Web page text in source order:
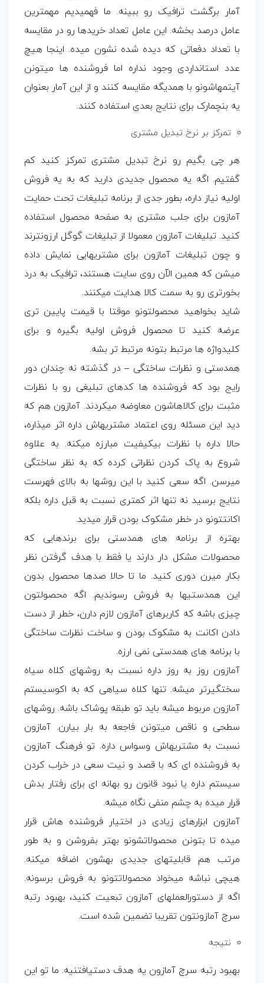
آمار برگشت ترافیک رو ببینه. ما فهمیدیم مهمترین
عامل درصد بخشه. این عامل تعداد خریدها رو در مقایسه
با تعداد دفعاتی که دیده شده نشون میده. اینجا هیچ
عدد استانداردی وجود نداره اما فروشنده ها میتونن
آیتمهاشونو با همدیگه مقایسه کنند و از این آمار بعنوان
یه بنچمارک برای نتایج بعدی استفاده کنند.
تمرکز بر نرخ تبدیل مشتری
هر چی بگیم رو نرخ تبدیل مشتری تمرکز کنید کم
گفتیم. اگه یه محصول جدیدی دارید که به یه فروش
اولیه نیاز داره، بطور جدی از برنامه تبلیغات تحت حمایت
آمازون برای جلب مشتری به صفحه محصول استفاده
کنید. تبلیغات آمازون معمولا از تبلیغات گوگل ارزونترند
و چون تبلیغات آمازون برای مشتریهایی نمایش داده
میشن که همین الآن روی سایت هستند، ترافیک به درد
بخورتری رو به سمت کالا هدایت میکنند.
شاید بخواهید محصولتونو موقتا با قیمت پایین تری
عرضه کنید تا محصول فروش اولیه بگیره و برای
کلیدواژه ها مرتبط بتونه مرتبط تر بشه.
همدستی و نظرات ساختگی – در گذشته نه چندان دور
رایج بود که فروشنده ها کدهای تبلیغی رو با نظرات
مثبت برای کالاهاشون معاوضه میکردند. آمازون هم که
دید این مسئله روی اعتماد مشتریهاش داره اثر میذاره،
حالا داره با نظرات بیکیفیت مبارزه میکنه. به علاوه
شروع به پاک کردن نظراتی کرده که به نظر ساختگی
میرسن. اگه سعی کنید با این روشها به بالای فهرست
نتایج برسید نه تنها اثر کمتری نسبت به قبل داره بلکه
اکانتتونو در خطر مشکوک بودن قرار میدید.
بهتره از برنامه های همدستی برای برندهایی که
محصولات مشکل دار دارند یا فقط با هدف گرفتن نظر
بکار میرن دوری کنید. ما تا حالا صدها محصول بدون
این همدستیها به فروش رسوندیم. اگه محصولتون
چیزی باشه که کاربرهای آمازون لازم دارن، خطر از دست
دادن اکانت به مشکوک بودن و ساخت نظرات ساختگی
با برنامه های همدستی نمی ارزه.
آمازون روز به روز داره نسبت به روشهای کلاه سیاه
سختگیرتر میشه. تنها کلاه سیاهی که به اکوسیستم
آمازون مربوط میشه باید تو طبقه پوشاک باشه. روشهای
سطحی و ناقص میتونن فاجعه به بار بیارن. آمازون
نسبت به مشتریهاش وسواس داره. تو فرهنگ آمازون
به فروشنده ای که با قصد و نیت سعی در خراب کردن
سیستم داره یا نبود قانون رو بهانه ای برای رفتار بدش
قرار میده به چشم منفی نگاه میشه.
آمازون ابزارهای زیادی در اختیار فروشنده هاش قرار
میده تا بتونن محصولاتشونو بهتر بفروشن و به طور
مرتب هم قابلیتهای جدیدی بهشون اضافه میکنه.
هیچی نباشه میخواد محصولاتتونو به فروش برسونه.
اگه از دستورالعملهای آمازون تبعیت کنید، بهبود رتبه
سرچ آمازونتون تقریبا تضمین شده است.
نتیجه
بهبود رتبه سرچ آمازون یه هدف دستیافتنیه. ما تو این